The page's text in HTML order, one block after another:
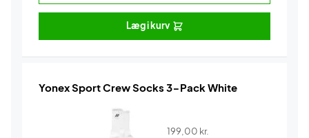
Læg i kurv
Yonex Sport Crew Socks 3-Pack White
199,00 kr.